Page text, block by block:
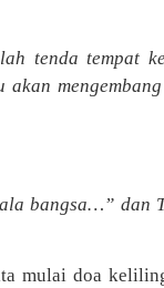
tenda tempat
akan
bangsa…” dan
mulai doa